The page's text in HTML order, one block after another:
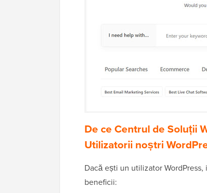
De ce Centrul de Soluții
Utilizatorii noștri
Dacă ești un utilizator
beneficii: